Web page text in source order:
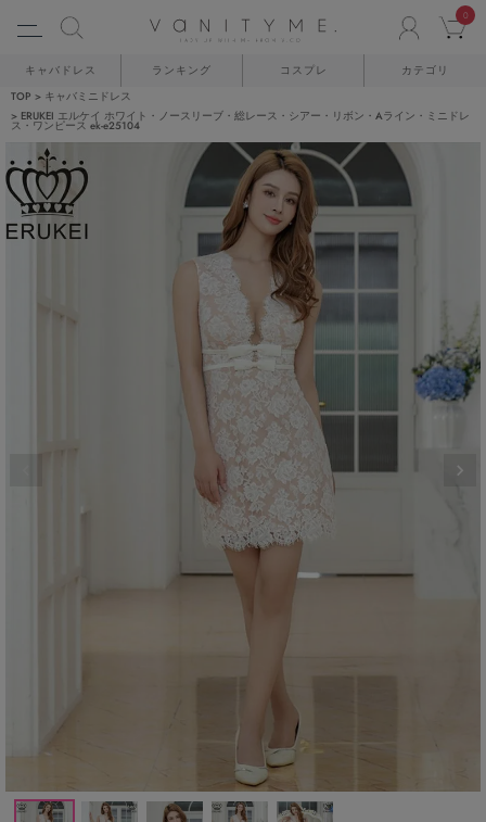
0
キャバドレス ランキング コスプレ カテゴリ
TOP
キャバミニドレス
ERUKEI エルケイ ホワイト・ノースリーブ・総レース・シアー・リボン・Aライン・ミニドレ
ス・ワンピース ek-e25104